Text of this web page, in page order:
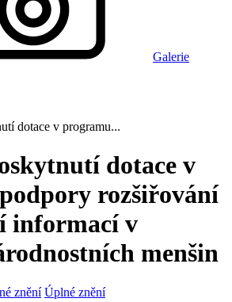
Galerie
dotace v programu...
dotace v
rozšiřování
informací v
menšin
znění Úplné znění